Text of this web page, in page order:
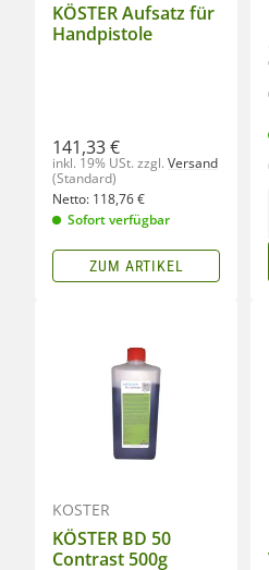
KÖSTER Aufsatz für
Handpistole
141,33 €
inkl. 19% USt. zzgl. Versand
(Standard)
Netto: 118,76€
Sofort verfügbar
ZUM ARTIKEL
KÖSTER
KÖSTER BD 50
Contrast 500g